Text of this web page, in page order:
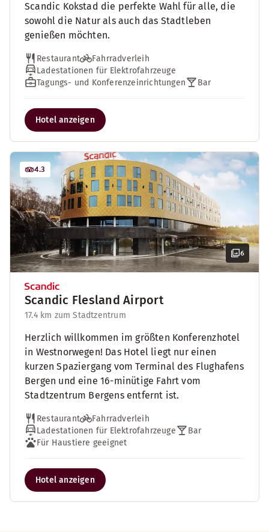
Scandic Kokstad die perfekte Wahl für alle, die
sowohl die Natur als auch das Stadtleben
genießen möchten.
Restaurant
Fahrradverleih
Ladestationen für Elektrofahrzeuge
Tagungs- und Konferenzeinrichtungen
Bar
Hotel anzeigen
6
4.3
Scandic Flesland Airport
17.4 km zum Stadtzentrum
Herzlich willkommen im größten Konferenzhotel
in Westnorwegen! Das Hotel liegt nur einen
kurzen Spaziergang vom Terminal des Flughafens
Bergen und eine 16-minütige Fahrt vom
Stadtzentrum Bergens entfernt ist.
Restaurant
Fahrradverleih
Ladestationen für Elektrofahrzeuge
Bar
Für Haustiere geeignet
Hotel anzeigen